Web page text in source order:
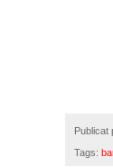
Publicat
Tags: